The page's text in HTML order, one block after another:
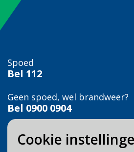
Cookie
Spoed
Bel 112
Geen spoed, wel brandweer?
Bel 0900 0904
Veilig Leven?
Bel 0900-8387